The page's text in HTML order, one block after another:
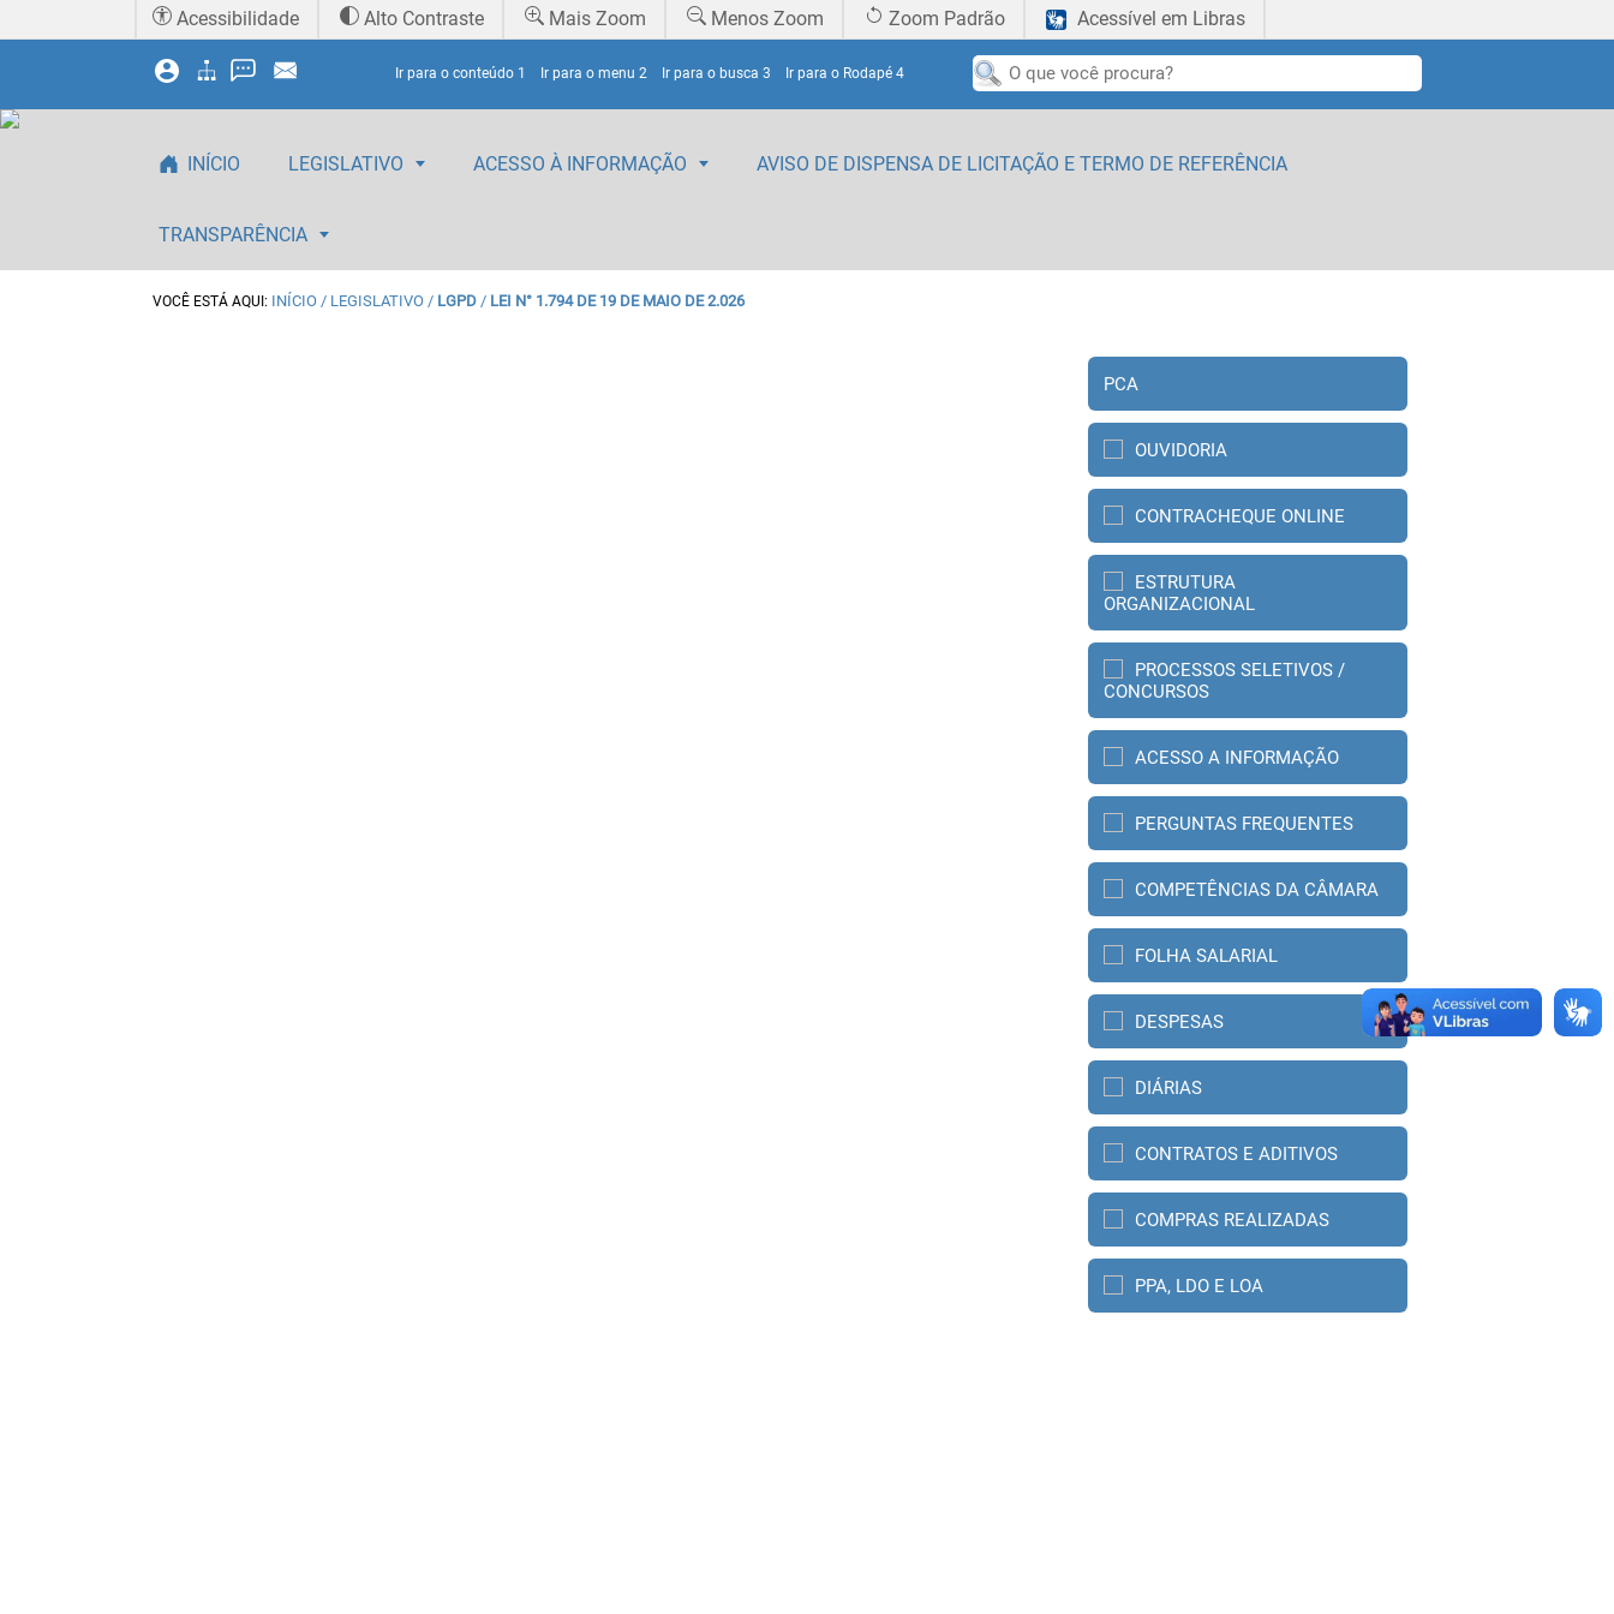
Acessibilidade Alto Contraste Mais Zoom Menos Zoom Zoom Padrão Acessível em Libras
Ir para o conteúdo 1 Ir para o menu 2 Ir para o busca 3 Ir para o Rodapé 4
INÍCIO LEGISLATIVO ACESSO À INFORMAÇÃO AVISO DE DISPENSA DE LICITAÇÃO E TERMO DE REFERÊNCIA
TRANSPARÊNCIA
VOCÊ ESTÁ AQUI: INÍCIO / LEGISLATIVO / LGPD / LEI N° 1.794 DE 19 DE MAIO DE 2.026
PCA
OUVIDORIA
CONTRACHEQUE ONLINE
ESTRUTURA
ORGANIZACIONAL
PROCESSOS SELETIVOS /
CONCURSOS
ACESSO A INFORMAÇÃO
PERGUNTAS FREQUENTES
COMPETÊNCIAS DA CÂMARA
FOLHA SALARIAL
DESPESAS
DIÁRIAS
CONTRATOS E ADITIVOS
COMPRAS REALIZADAS
PPA, LDO E LOA